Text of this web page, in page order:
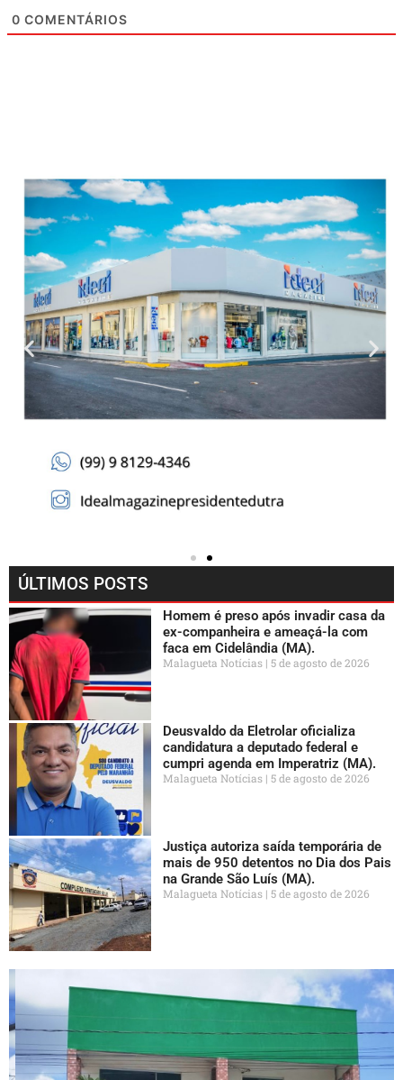
0 COMENTÁRIOS
ÚLTIMOS POSTS
Homem é preso após invadir casa da
ex-companheira e ameaçá-la com
faca em Cidelândia (MA).
Malagueta Notícias 5 de agosto de 2026
Deusvaldo da Eletrolar oficializa
candidatura a deputado federal e
cumpri agenda em Imperatriz (MA).
Malagueta Notícias 5 de agosto de 2026
Justiça autoriza saída temporária de
mais de 950 detentos no Dia dos Pais
na Grande São Luís (MA).
Malagueta Notícias 5 de agosto de 2026